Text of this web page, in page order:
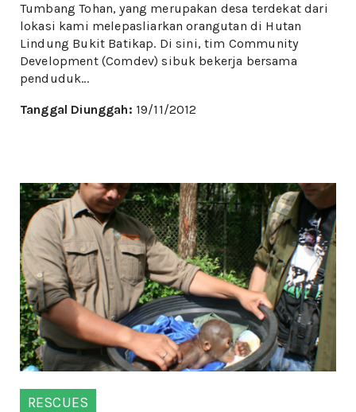
Tumbang Tohan, yang merupakan desa terdekat dari
lokasi kami melepasliarkan orangutan di Hutan
Lindung Bukit Batikap. Di sini, tim Community
Development (Comdev) sibuk bekerja bersama
penduduk...
Tanggal Diunggah: 19/11/2012
RESCUES